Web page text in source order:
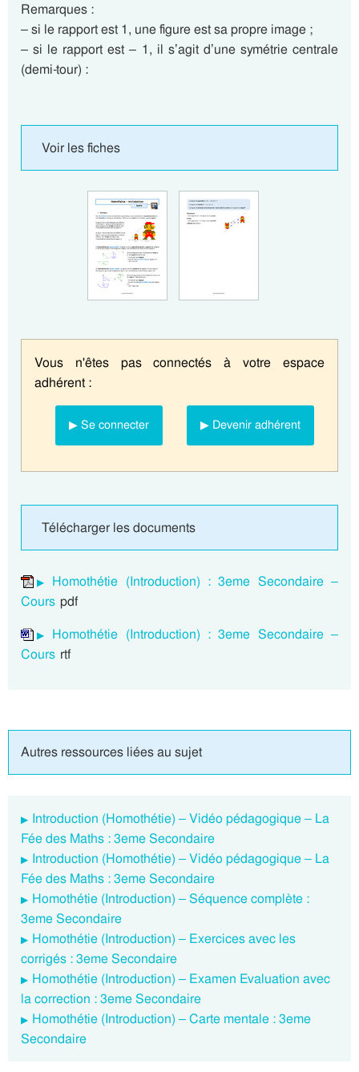
Remarques :
– si le rapport est 1, une figure est sa propre image ;
– si le rapport est – 1, il s’agit d’une symétrie centrale
(demi-tour) :
Voir les fiches
Vous n'êtes pas connectés à votre espace
adhérent :
▶ Se connecter ▶ Devenir adhérent
Télécharger les documents
Homothétie (Introduction) : 3eme Secondaire –
Cours pdf
Homothétie (Introduction) : 3eme Secondaire –
Cours rtf
Autres ressources liées au sujet
Introduction (Homothétie) – Vidéo pédagogique – La
Fée des Maths : 3eme Secondaire
Introduction (Homothétie) – Vidéo pédagogique – La
Fée des Maths : 3eme Secondaire
Homothétie (Introduction) – Séquence complète :
3eme Secondaire
Homothétie (Introduction) – Exercices avec les
corrigés : 3eme Secondaire
Homothétie (Introduction) – Examen Evaluation avec
la correction : 3eme Secondaire
Homothétie (Introduction) – Carte mentale : 3eme
Secondaire